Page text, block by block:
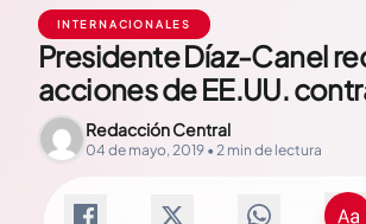
INTERNACIONALES
Presidente Díaz-Canel
acciones de EE.UU.
Redacción Central
04 de mayo, 2019 • 2 min de lectura